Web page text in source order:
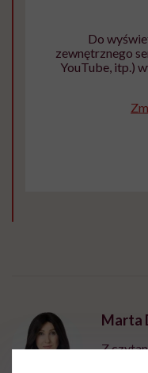
Do
zewnętrznego
YouTube, itp.)
Marta
Z